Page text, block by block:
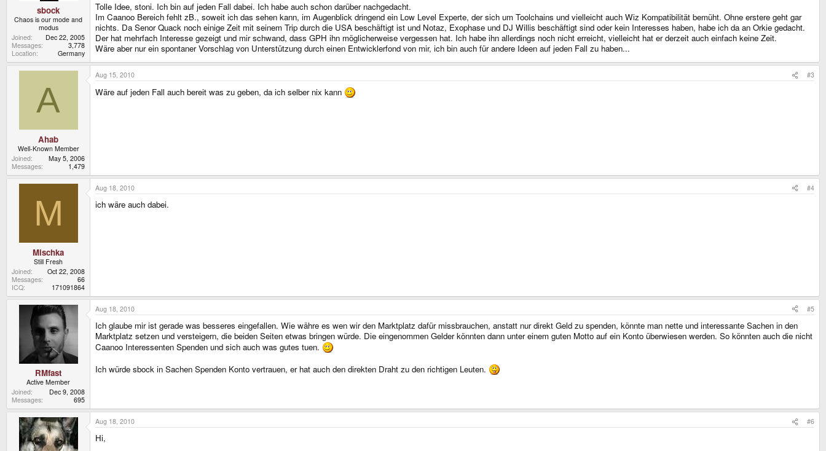
sbock
Chaos is our mode and
modus
Joined
Dec 22, 2005
Messages
3,778
Location
Germany
Tolle Idee, stoni. Ich bin auf jeden Fall dabei. Ich habe auch schon darüber nachgedacht.
Im Caanoo Bereich fehlt zB., soweit ich das sehen kann, im Augenblick dringend ein Low Level Experte, der sich um Toolchains und vielleicht auch Wiz Kompatibilität bemüht. Ohne erstere geht gar
nichts. Da Senor Quack noch einige Zeit mit seinem Trip durch die USA beschäftigt ist und Notaz, Exophase und DJ Willis beschäftigt sind oder kein Interesses haben, habe ich da an Orkie gedacht.
Der hat mehrfach Interesse gezeigt und mir schwand, dass GPH ihn möglicherweise vergessen hat. Ich habe ihn allerdings noch nicht erreicht, vielleicht hat er derzeit auch einfach keine Zeit.
Wäre aber nur ein spontaner Vorschlag von Unterstützung durch einen Entwicklerfond von mir, ich bin auch für andere Ideen auf jeden Fall zu haben...
A
Ahab
Well-Known Member
Joined
May 5, 2006
Messages
1,479
Aug 15, 2010 #3
Wäre auf jeden Fall auch bereit was zu geben, da ich selber nix kann
M
Mischka
Still Fresh
Joined
Oct 22, 2008
Messages
66
ICQ
171091864
Aug 18, 2010 #4
ich wäre auch dabei.
RMfast
Active Member
Joined
Dec 9, 2008
Messages
695
Aug 18, 2010 #5
Ich glaube mir ist gerade was besseres eingefallen. Wie währe es wen wir den Marktplatz dafür missbrauchen, anstatt nur direkt Geld zu spenden, könnte man nette und interessante Sachen in den
Marktplatz setzen und versteigern, die beiden Seiten etwas bringen würde. Die eingenommen Gelder könnten dann unter einem guten Motto auf ein Konto überwiesen werden. So könnten auch die nicht
Caanoo Interessenten Spenden und sich auch was gutes tuen.
Ich würde sbock in Sachen Spenden Konto vertrauen, er hat auch den direkten Draht zu den richtigen Leuten.
Aug 18, 2010 #6
Hi,